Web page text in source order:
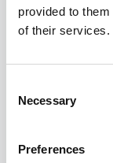
provided to
of their services.
Selection
Necessary
Preferences
Czy jedna
kilogram?
Napisane przez